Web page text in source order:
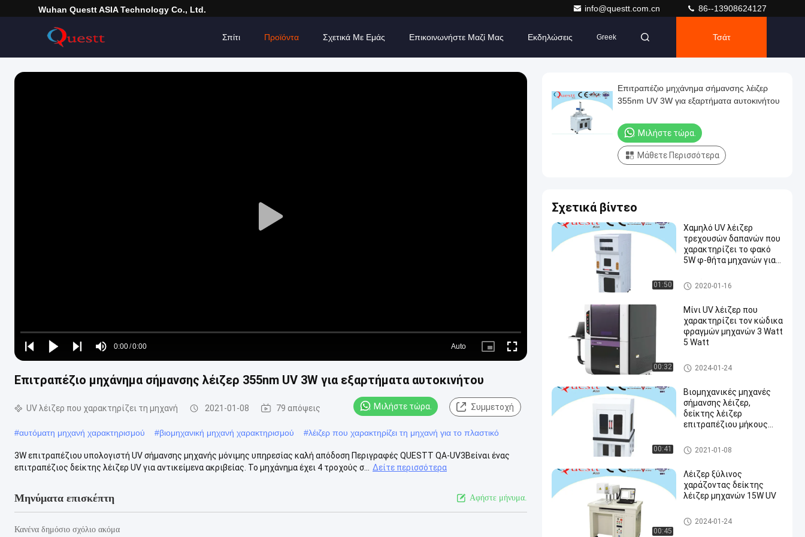
Wuhan Questt ASIA Technology Co., Ltd. info@questt.com.cn 86--13908624127
Σπίτι Προϊόντα Σχετικά Με Εμάς Επικοινωνήστε Μαζί Μας Εκδηλώσεις Greek Τσάτ
Play
Play
Play
Play
Mute
Time
0:00/0:00
Loaded:
0%
Auto
Picture- Fullscreen
Επιτραπέζιο μηχάνημα σήμανσης λέιζερ 355nm UV 3W για εξαρτήματα αυτοκινήτου
UV λέιζερ που χαρακτηρίζει τη μηχανή 2021-01-08 79 απόψεις Μιλήστε τώρα. Συμμετοχή
#αυτόματη μηχανή χαρακτηρισμού #βιομηχανική μηχανή χαρακτηρισμού #λέιζερ που χαρακτηρίζει τη μηχανή για το πλαστικό
3W επιτραπέζιου υπολογιστή UV σήμανσης μηχανής μόνιμης υπηρεσίας καλή απόδοση Περιγραφές QUESTT QA-UV3Bείναι ένας
επιτραπέζιος δείκτης λέιζερ UV για αντικείμενα ακριβείας. Το μηχάνημα έχει 4 τροχούς σ...
Δείτε περισσότερα
Μηνύματα επισκέπτη Αφήστε μήνυμα.
Κανένα δημόσιο σχόλιο ακόμα
Επιτραπέζιο μηχάνημα σήμανσης λέιζερ
355nm UV 3W για εξαρτήματα αυτοκινήτου
Μιλήστε τώρα.
Μάθετε Περισσότερα
Σχετικά βίντεο
01:50
Χαμηλό UV λέιζερ
τρεχουσών δαπανών που
χαρακτηρίζει το φακό
5W φ-θήτα μηχανών για
UV λέιζερ που χαρακτηρίζει
τη μηχανή
2020-01-16
00:32
Μίνι UV λέιζερ που
χαρακτηρίζει τον κώδικα
φραγμών μηχανών 3 Watt
5 Watt
UV λέιζερ που χαρακτηρίζει
τη μηχανή
2024-01-24
00:41
Βιομηχανικές μηχανές
σήμανσης λέιζερ,
δείκτης λέιζερ
επιτραπέζιου μήκους
UV λέιζερ που χαρακτηρίζει
τη μηχανή
2021-01-08
00:45
Λέιζερ ξύλινος
χαράζοντας δείκτης
λέιζερ μηχανών 15W UV
UV λέιζερ που χαρακτηρίζει
τη μηχανή
2024-01-24